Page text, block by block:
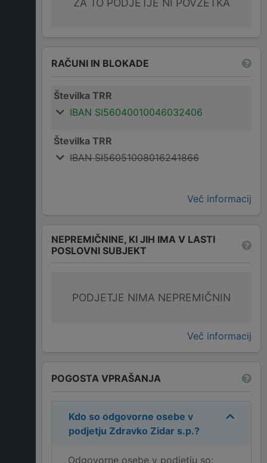
ZA TO PODJETJE NI POVZETKA
RAČUNI IN BLOKADE
Številka TRR
IBAN SI56040010046032406
Številka TRR
IBAN SI56051008016241866
Več informacij
NEPREMIČNINE, KI JIH IMA V LASTI
POSLOVNI SUBJEKT
PODJETJE NIMA NEPREMIČNIN
Več informacij
POGOSTA VPRAŠANJA
Kdo so odgovorne osebe v
podjetju Zdravko Zidar s.p.?
Odgovorne osebe v podjetju so: